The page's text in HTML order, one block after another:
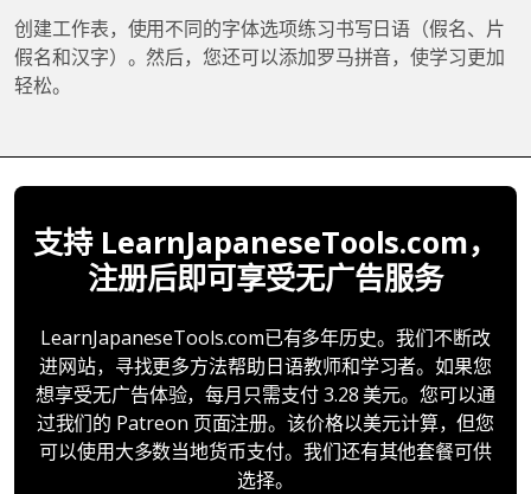
创建工作表，使用不同的字体选项练习书写日语（假名、片
假名和汉字）。然后，您还可以添加罗马拼音，使学习更加
轻松。
支持 LearnJapaneseTools.com，
注册后即可享受无广告服务
LearnJapaneseTools.com已有多年历史。我们不断改
进网站，寻找更多方法帮助日语教师和学习者。如果您
想享受无广告体验，每月只需支付 3.28 美元。您可以通
过我们的 Patreon 页面注册。该价格以美元计算，但您
可以使用大多数当地货币支付。我们还有其他套餐可供
选择。